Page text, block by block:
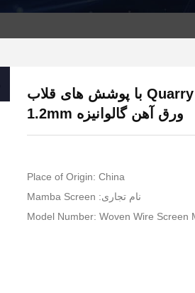
شبکه مربع شکل Quarry Screen Mesh با پوشش های قلاب
ورق آهن گالوانیزه 1.2mm
Place of Origin: China
نام تجاری: Mamba Screen
Model Number: Woven Wire Screen